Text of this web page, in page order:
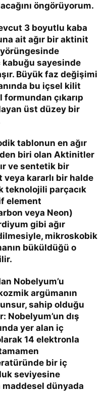
öngörüyorum.
3 boyutlu kaba
ait ağır bir aktinit
kabuğu sayesinde
Büyük faz değişimi
bu içsel kilit
çıkarıp
üst düzey bir
tablonun en ağır
biri olan Aktinitler
ve sentetik bir
kararlı bir halde
teknolojili parçacık
element
veya Neon)
gibi ağır
mikroskobik
büküldüğü o
Nobelyum’u
argümanın
sahip olduğu
Nobelyum’un dış
yer alan iç
14 elektronla
bir iç
seviyesine
maddesel dünyada